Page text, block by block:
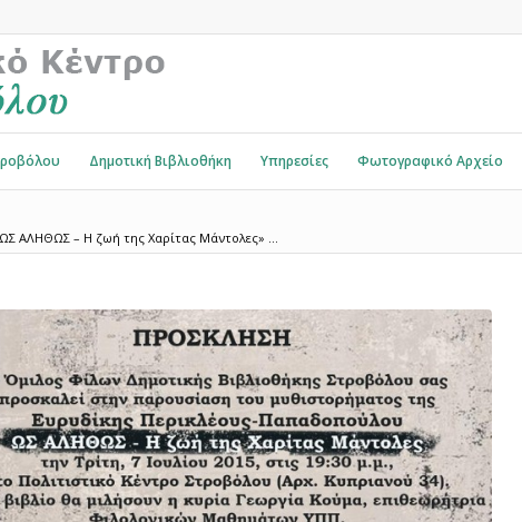
Δημοτική Βιβλιοθήκη Υπηρεσίες Φωτογραφικό Αρχείο
ΑΛΗΘΩΣ – Η ζωή της Χαρίτας Μάντολες» ...